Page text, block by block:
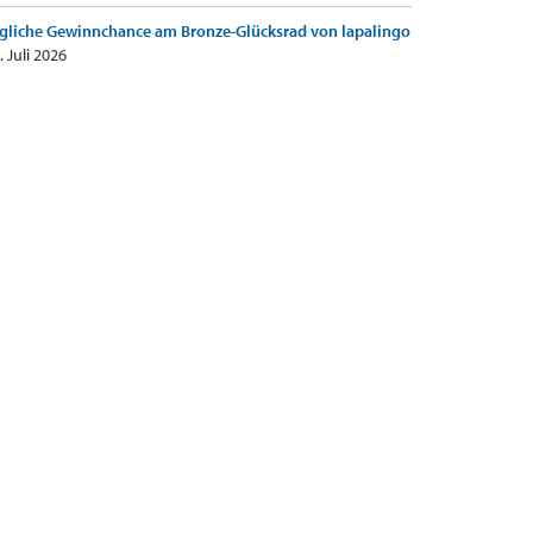
Gewinnchance am Bronze-Glücksrad von lapalingo
Juli 2026